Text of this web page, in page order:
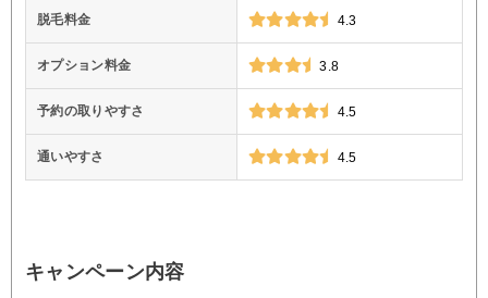
脱毛料金 4.3
オプション料金 3.8
予約の取りやすさ 4.5
通いやすさ 4.5
キャンペーン内容